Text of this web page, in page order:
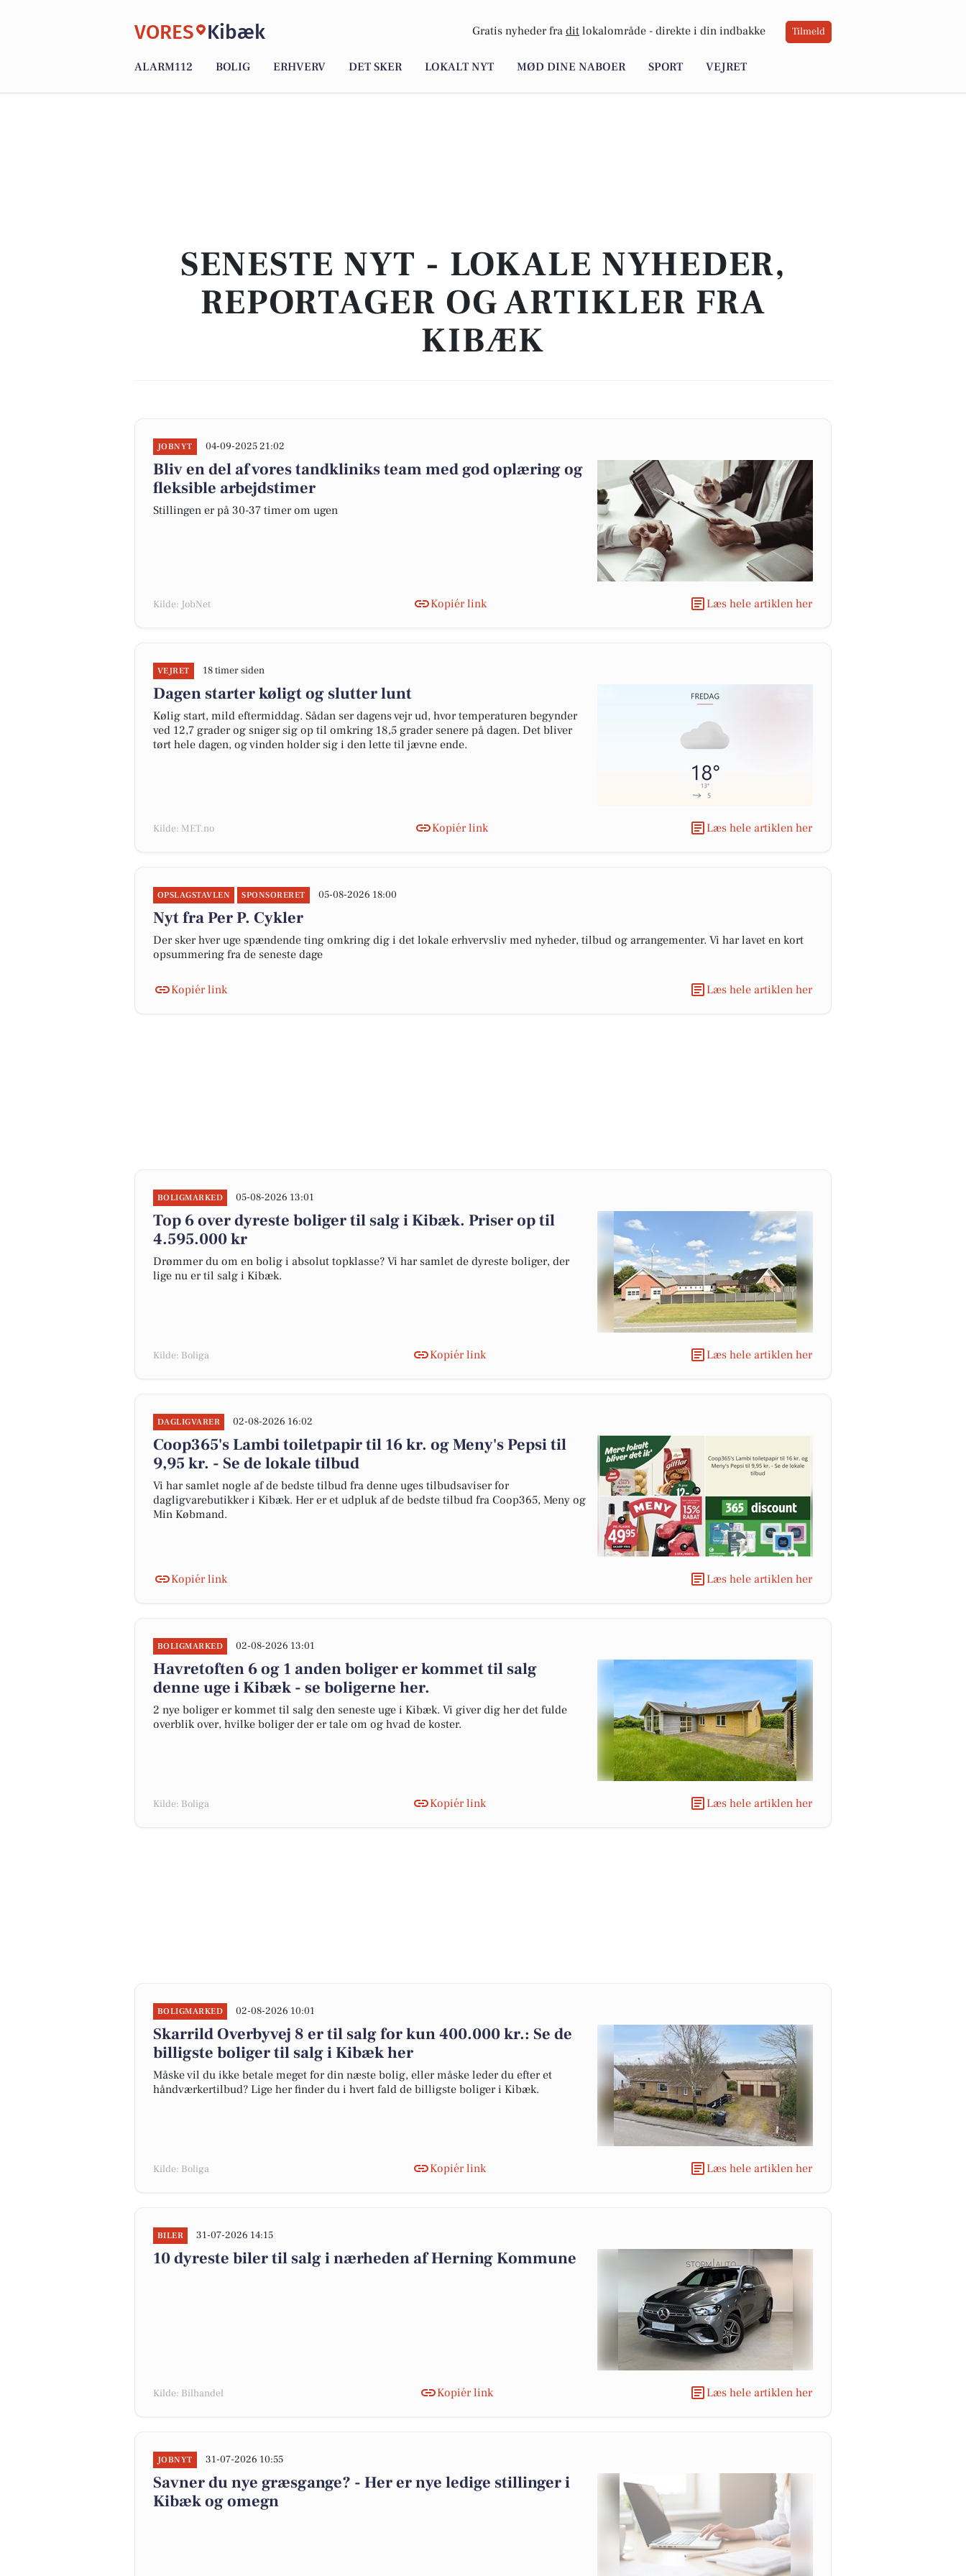
VORES Kibæk Gratis nyheder fra dit lokalområde - direkte i din indbakke Tilmeld
ALARM112 BOLIG ERHVERV DET SKER LOKALT NYT MØD DINE NABOER SPORT VEJRET
SENESTE NYT - LOKALE NYHEDER,
REPORTAGER OG ARTIKLER FRA
KIBÆK
JOBNYT 04-09-2025 21:02
Bliv en del af vores tandkliniks team med god oplæring og
fleksible arbejdstimer
Stillingen er på 30-37 timer om ugen
Kilde: JobNet Kopiér link Læs hele artiklen her
VEJRET 18 timer siden
Dagen starter køligt og slutter lunt
Kølig start, mild eftermiddag. Sådan ser dagens vejr ud, hvor temperaturen begynder
ved 12,7 grader og sniger sig op til omkring 18,5 grader senere på dagen. Det bliver
tørt hele dagen, og vinden holder sig i den lette til jævne ende.
Kilde: MET.no Kopiér link Læs hele artiklen her
OPSLAGSTAVLEN SPONSORERET 05-08-2026 18:00
Nyt fra Per P. Cykler
Der sker hver uge spændende ting omkring dig i det lokale erhvervsliv med nyheder, tilbud og arrangementer. Vi har lavet en kort
opsummering fra de seneste dage
Kopiér link Læs hele artiklen her
BOLIGMARKED 05-08-2026 13:01
Top 6 over dyreste boliger til salg i Kibæk. Priser op til
4.595.000 kr
Drømmer du om en bolig i absolut topklasse? Vi har samlet de dyreste boliger, der
lige nu er til salg i Kibæk.
Kilde: Boliga Kopiér link Læs hele artiklen her
DAGLIGVARER 02-08-2026 16:02
Coop365's Lambi toiletpapir til 16 kr. og Meny's Pepsi til
9,95 kr. - Se de lokale tilbud
Vi har samlet nogle af de bedste tilbud fra denne uges tilbudsaviser for
dagligvarebutikker i Kibæk. Her er et udpluk af de bedste tilbud fra Coop365, Meny og
Min Købmand.
Kopiér link Læs hele artiklen her
BOLIGMARKED 02-08-2026 13:01
Havretoften 6 og 1 anden boliger er kommet til salg
denne uge i Kibæk - se boligerne her.
2 nye boliger er kommet til salg den seneste uge i Kibæk. Vi giver dig her det fulde
overblik over, hvilke boliger der er tale om og hvad de koster.
Kilde: Boliga Kopiér link Læs hele artiklen her
BOLIGMARKED 02-08-2026 10:01
Skarrild Overbyvej 8 er til salg for kun 400.000 kr.: Se de
billigste boliger til salg i Kibæk her
Måske vil du ikke betale meget for din næste bolig, eller måske leder du efter et
håndværkertilbud? Lige her finder du i hvert fald de billigste boliger i Kibæk.
Kilde: Boliga Kopiér link Læs hele artiklen her
BILER 31-07-2026 14:15
10 dyreste biler til salg i nærheden af Herning Kommune
Kilde: Bilhandel Kopiér link Læs hele artiklen her
JOBNYT 31-07-2026 10:55
Savner du nye græsgange? - Her er nye ledige stillinger i
Kibæk og omegn